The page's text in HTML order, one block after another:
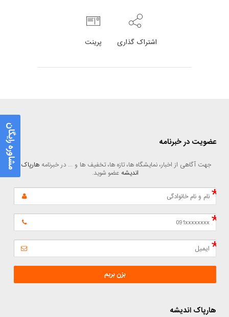
اشتراک گذاری پرینت
عضویت در خبرنامه
جهت آگاهی از اخبار، نمایشگاه ها، تازه ها، تخفیف ها و ... در خبرنامه
اندیشه عضو شوید.
بزن بریم
هارپاک اندیشه
مشاوره رایگان